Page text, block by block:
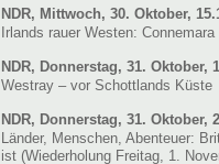
NDR, Mittwoch, 30. Oktober,
Irlands rauer Westen: Connemara
NDR, Donnerstag, 31. Oktober,
Westray – vor Schottlands Küste
NDR, Donnerstag, 31. Oktober,
Länder, Menschen, Abenteuer:
ist (Wiederholung Freitag, 1.